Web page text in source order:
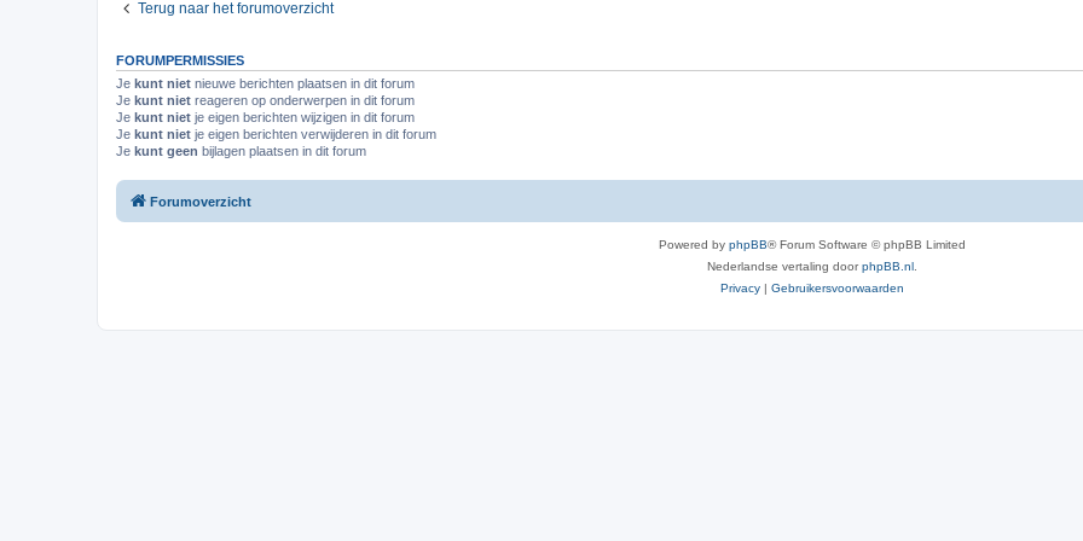
s
i
Terug naar het forumoverzicht
FORUMPERMISSIES
Je kunt niet nieuwe berichten plaatsen in dit forum
Je kunt niet reageren op onderwerpen in dit forum
Je kunt niet je eigen berichten wijzigen in dit forum
Je kunt niet je eigen berichten verwijderen in dit forum
Je kunt geen bijlagen plaatsen in dit forum
Forumoverzicht
Powered by phpBB® Forum Software © phpBB Limited
Nederlandse vertaling doorphpBB.nl
Privacy | Gebruikersvoorwaarden